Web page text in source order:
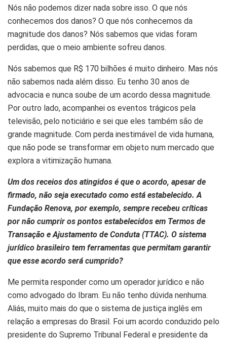
Nós não podemos dizer nada sobre isso. O que nós
conhecemos dos danos? O que nós conhecemos da
magnitude dos danos? Nós sabemos que vidas foram
perdidas, que o meio ambiente sofreu danos.
Nós sabemos que R$ 170 bilhões é muito dinheiro. Mas nós
não sabemos nada além disso. Eu tenho 30 anos de
advocacia e nunca soube de um acordo dessa magnitude.
Por outro lado, acompanhei os eventos trágicos pela
televisão, pelo noticiário e sei que eles também são de
grande magnitude. Com perda inestimável de vida humana,
que não pode se transformar em objeto num mercado que
explora a vitimização humana.
Um dos receios dos atingidos é que o acordo, apesar de
firmado, não seja executado como está estabelecido. A
Fundação Renova, por exemplo, sempre recebeu críticas
por não cumprir os pontos estabelecidos em Termos de
Transação e Ajustamento de Conduta (TTAC). O sistema
jurídico brasileiro tem ferramentas que permitam garantir
que esse acordo será cumprido?
Me permita responder como um operador jurídico e não
como advogado do Ibram. Eu não tenho dúvida nenhuma.
Aliás, muito mais do que o sistema de justiça inglês em
relação a empresas do Brasil. Foi um acordo conduzido pelo
presidente do Supremo Tribunal Federal e presidente da